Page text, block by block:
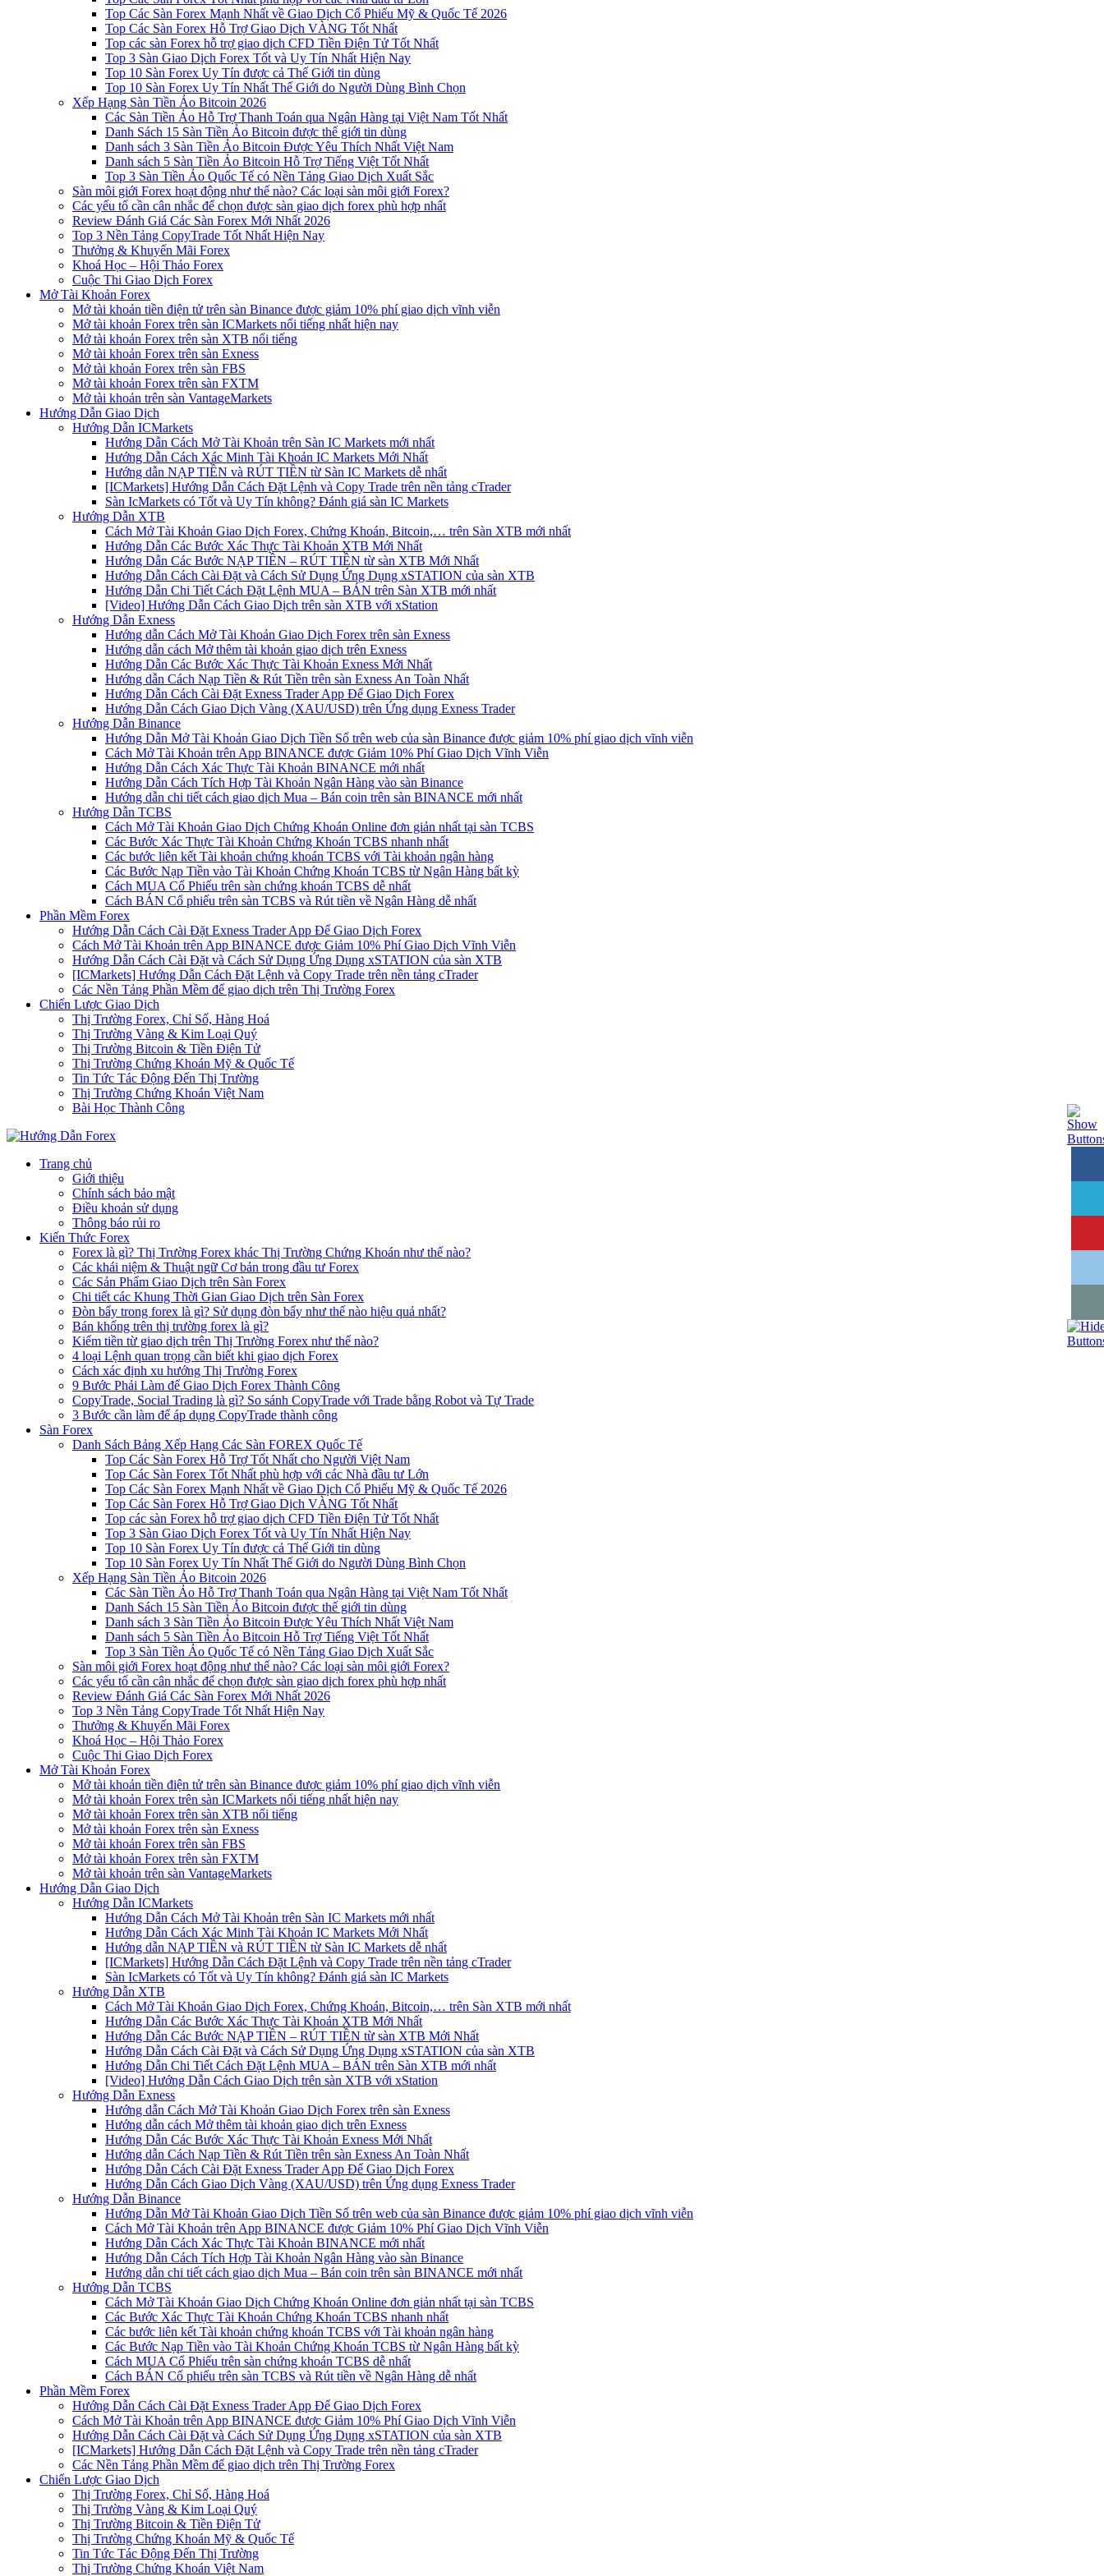
Top Các Sàn Forex Mạnh Nhất về Giao Dịch Cổ Phiếu Mỹ & Quốc Tế 2026
Top Các Sàn Forex Hỗ Trợ Giao Dịch VÀNG Tốt Nhất
Top các sàn Forex hỗ trợ giao dịch CFD Tiền Điện Tử Tốt Nhất
Top 3 Sàn Giao Dịch Forex Tốt và Uy Tín Nhất Hiện Nay
Top 10 Sàn Forex Uy Tín được cả Thế Giới tin dùng
Top 10 Sàn Forex Uy Tín Nhất Thế Giới do Người Dùng Bình Chọn
Xếp Hạng Sàn Tiền Ảo Bitcoin 2026
Các Sàn Tiền Ảo Hỗ Trợ Thanh Toán qua Ngân Hàng tại Việt Nam Tốt Nhất
Danh Sách 15 Sàn Tiền Ảo Bitcoin được thế giới tin dùng
Danh sách 3 Sàn Tiền Ảo Bitcoin Được Yêu Thích Nhất Việt Nam
Danh sách 5 Sàn Tiền Ảo Bitcoin Hỗ Trợ Tiếng Việt Tốt Nhất
Top 3 Sàn Tiền Ảo Quốc Tế có Nền Tảng Giao Dịch Xuất Sắc
Sàn môi giới Forex hoạt động như thế nào? Các loại sàn môi giới Forex?
Các yếu tố cần cân nhắc để chọn được sàn giao dịch forex phù hợp nhất
Review Đánh Giá Các Sàn Forex Mới Nhất 2026
Top 3 Nền Tảng CopyTrade Tốt Nhất Hiện Nay
Thưởng & Khuyến Mãi Forex
Khoá Học – Hội Thảo Forex
Cuộc Thi Giao Dịch Forex
Mở Tài Khoản Forex
Mở tài khoản tiền điện tử trên sàn Binance được giảm 10% phí giao dịch vĩnh viễn
Mở tài khoản Forex trên sàn ICMarkets nổi tiếng nhất hiện nay
Mở tài khoản Forex trên sàn XTB nổi tiếng
Mở tài khoản Forex trên sàn Exness
Mở tài khoản Forex trên sàn FBS
Mở tài khoản Forex trên sàn FXTM
Mở tài khoản trên sàn VantageMarkets
Hướng Dẫn Giao Dịch
Hướng Dẫn ICMarkets
Hướng Dẫn Cách Mở Tài Khoản trên Sàn IC Markets mới nhất
Hướng Dẫn Cách Xác Minh Tài Khoản IC Markets Mới Nhất
Hướng dẫn NẠP TIỀN và RÚT TIỀN từ Sàn IC Markets dễ nhất
[ICMarkets] Hướng Dẫn Cách Đặt Lệnh và Copy Trade trên nền tảng cTrader
Sàn IcMarkets có Tốt và Uy Tín không? Đánh giá sàn IC Markets
Hướng Dẫn XTB
Cách Mở Tài Khoản Giao Dịch Forex, Chứng Khoán, Bitcoin,… trên Sàn XTB mới nhất
Hướng Dẫn Các Bước Xác Thực Tài Khoản XTB Mới Nhất
Hướng Dẫn Các Bước NẠP TIỀN – RÚT TIỀN từ sàn XTB Mới Nhất
Hướng Dẫn Cách Cài Đặt và Cách Sử Dụng Ứng Dụng xSTATION của sàn XTB
Hướng Dẫn Chi Tiết Cách Đặt Lệnh MUA – BÁN trên Sàn XTB mới nhất
[Video] Hướng Dẫn Cách Giao Dịch trên sàn XTB với xStation
Hướng Dẫn Exness
Hướng dẫn Cách Mở Tài Khoản Giao Dịch Forex trên sàn Exness
Hướng dẫn cách Mở thêm tài khoản giao dịch trên Exness
Hướng Dẫn Các Bước Xác Thực Tài Khoản Exness Mới Nhất
Hướng dẫn Cách Nạp Tiền & Rút Tiền trên sàn Exness An Toàn Nhất
Hướng Dẫn Cách Cài Đặt Exness Trader App Để Giao Dịch Forex
Hướng Dẫn Cách Giao Dịch Vàng (XAU/USD) trên Ứng dụng Exness Trader
Hướng Dẫn Binance
Hướng Dẫn Mở Tài Khoản Giao Dịch Tiền Số trên web của sàn Binance được giảm 10% phí giao dịch vĩnh viễn
Cách Mở Tài Khoản trên App BINANCE được Giảm 10% Phí Giao Dịch Vĩnh Viễn
Hướng Dẫn Cách Xác Thực Tài Khoản BINANCE mới nhất
Hướng Dẫn Cách Tích Hợp Tài Khoản Ngân Hàng vào sàn Binance
Hướng dẫn chi tiết cách giao dịch Mua – Bán coin trên sàn BINANCE mới nhất
Hướng Dẫn TCBS
Cách Mở Tài Khoản Giao Dịch Chứng Khoán Online đơn giản nhất tại sàn TCBS
Các Bước Xác Thực Tài Khoản Chứng Khoán TCBS nhanh nhất
Các bước liên kết Tài khoản chứng khoán TCBS với Tài khoản ngân hàng
Các Bước Nạp Tiền vào Tài Khoản Chứng Khoán TCBS từ Ngân Hàng bất kỳ
Cách MUA Cổ Phiếu trên sàn chứng khoán TCBS dễ nhất
Cách BÁN Cổ phiếu trên sàn TCBS và Rút tiền về Ngân Hàng dễ nhất
Phần Mềm Forex
Hướng Dẫn Cách Cài Đặt Exness Trader App Để Giao Dịch Forex
Cách Mở Tài Khoản trên App BINANCE được Giảm 10% Phí Giao Dịch Vĩnh Viễn
Hướng Dẫn Cách Cài Đặt và Cách Sử Dụng Ứng Dụng xSTATION của sàn XTB
[ICMarkets] Hướng Dẫn Cách Đặt Lệnh và Copy Trade trên nền tảng cTrader
Các Nền Tảng Phần Mềm để giao dịch trên Thị Trường Forex
Chiến Lược Giao Dịch
Thị Trường Forex, Chỉ Số, Hàng Hoá
Thị Trường Vàng & Kim Loại Quý
Thị Trường Bitcoin & Tiền Điện Tử
Thị Trường Chứng Khoán Mỹ & Quốc Tế
Tin Tức Tác Động Đến Thị Trường
Thị Trường Chứng Khoán Việt Nam
Bài Học Thành Công
Trang chủ
Giới thiệu
Chính sách bảo mật
Điều khoản sử dụng
Thông báo rủi ro
Kiến Thức Forex
Forex là gì? Thị Trường Forex khác Thị Trường Chứng Khoán như thế nào?
Các khái niệm & Thuật ngữ Cơ bản trong đầu tư Forex
Các Sản Phẩm Giao Dịch trên Sàn Forex
Chi tiết các Khung Thời Gian Giao Dịch trên Sàn Forex
Đòn bẩy trong forex là gì? Sử dụng đòn bẩy như thế nào hiệu quả nhất?
Bán khống trên thị trường forex là gì?
Kiếm tiền từ giao dịch trên Thị Trường Forex như thế nào?
4 loại Lệnh quan trọng cần biết khi giao dịch Forex
Cách xác định xu hướng Thị Trường Forex
9 Bước Phải Làm để Giao Dịch Forex Thành Công
CopyTrade, Social Trading là gì? So sánh CopyTrade với Trade bằng Robot và Tự Trade
3 Bước cần làm để áp dụng CopyTrade thành công
Sàn Forex
Danh Sách Bảng Xếp Hạng Các Sàn FOREX Quốc Tế
Top Các Sàn Forex Hỗ Trợ Tốt Nhất cho Người Việt Nam
Top Các Sàn Forex Tốt Nhất phù hợp với các Nhà đầu tư Lớn
Top Các Sàn Forex Mạnh Nhất về Giao Dịch Cổ Phiếu Mỹ & Quốc Tế 2026
Top Các Sàn Forex Hỗ Trợ Giao Dịch VÀNG Tốt Nhất
Top các sàn Forex hỗ trợ giao dịch CFD Tiền Điện Tử Tốt Nhất
Top 3 Sàn Giao Dịch Forex Tốt và Uy Tín Nhất Hiện Nay
Top 10 Sàn Forex Uy Tín được cả Thế Giới tin dùng
Top 10 Sàn Forex Uy Tín Nhất Thế Giới do Người Dùng Bình Chọn
Xếp Hạng Sàn Tiền Ảo Bitcoin 2026
Các Sàn Tiền Ảo Hỗ Trợ Thanh Toán qua Ngân Hàng tại Việt Nam Tốt Nhất
Danh Sách 15 Sàn Tiền Ảo Bitcoin được thế giới tin dùng
Danh sách 3 Sàn Tiền Ảo Bitcoin Được Yêu Thích Nhất Việt Nam
Danh sách 5 Sàn Tiền Ảo Bitcoin Hỗ Trợ Tiếng Việt Tốt Nhất
Top 3 Sàn Tiền Ảo Quốc Tế có Nền Tảng Giao Dịch Xuất Sắc
Sàn môi giới Forex hoạt động như thế nào? Các loại sàn môi giới Forex?
Các yếu tố cần cân nhắc để chọn được sàn giao dịch forex phù hợp nhất
Review Đánh Giá Các Sàn Forex Mới Nhất 2026
Top 3 Nền Tảng CopyTrade Tốt Nhất Hiện Nay
Thưởng & Khuyến Mãi Forex
Khoá Học – Hội Thảo Forex
Cuộc Thi Giao Dịch Forex
Mở Tài Khoản Forex
Mở tài khoản tiền điện tử trên sàn Binance được giảm 10% phí giao dịch vĩnh viễn
Mở tài khoản Forex trên sàn ICMarkets nổi tiếng nhất hiện nay
Mở tài khoản Forex trên sàn XTB nổi tiếng
Mở tài khoản Forex trên sàn Exness
Mở tài khoản Forex trên sàn FBS
Mở tài khoản Forex trên sàn FXTM
Mở tài khoản trên sàn VantageMarkets
Hướng Dẫn Giao Dịch
Hướng Dẫn ICMarkets
Hướng Dẫn Cách Mở Tài Khoản trên Sàn IC Markets mới nhất
Hướng Dẫn Cách Xác Minh Tài Khoản IC Markets Mới Nhất
Hướng dẫn NẠP TIỀN và RÚT TIỀN từ Sàn IC Markets dễ nhất
[ICMarkets] Hướng Dẫn Cách Đặt Lệnh và Copy Trade trên nền tảng cTrader
Sàn IcMarkets có Tốt và Uy Tín không? Đánh giá sàn IC Markets
Hướng Dẫn XTB
Cách Mở Tài Khoản Giao Dịch Forex, Chứng Khoán, Bitcoin,… trên Sàn XTB mới nhất
Hướng Dẫn Các Bước Xác Thực Tài Khoản XTB Mới Nhất
Hướng Dẫn Các Bước NẠP TIỀN – RÚT TIỀN từ sàn XTB Mới Nhất
Hướng Dẫn Cách Cài Đặt và Cách Sử Dụng Ứng Dụng xSTATION của sàn XTB
Hướng Dẫn Chi Tiết Cách Đặt Lệnh MUA – BÁN trên Sàn XTB mới nhất
[Video] Hướng Dẫn Cách Giao Dịch trên sàn XTB với xStation
Hướng Dẫn Exness
Hướng dẫn Cách Mở Tài Khoản Giao Dịch Forex trên sàn Exness
Hướng dẫn cách Mở thêm tài khoản giao dịch trên Exness
Hướng Dẫn Các Bước Xác Thực Tài Khoản Exness Mới Nhất
Hướng dẫn Cách Nạp Tiền & Rút Tiền trên sàn Exness An Toàn Nhất
Hướng Dẫn Cách Cài Đặt Exness Trader App Để Giao Dịch Forex
Hướng Dẫn Cách Giao Dịch Vàng (XAU/USD) trên Ứng dụng Exness Trader
Hướng Dẫn Binance
Hướng Dẫn Mở Tài Khoản Giao Dịch Tiền Số trên web của sàn Binance được giảm 10% phí giao dịch vĩnh viễn
Cách Mở Tài Khoản trên App BINANCE được Giảm 10% Phí Giao Dịch Vĩnh Viễn
Hướng Dẫn Cách Xác Thực Tài Khoản BINANCE mới nhất
Hướng Dẫn Cách Tích Hợp Tài Khoản Ngân Hàng vào sàn Binance
Hướng dẫn chi tiết cách giao dịch Mua – Bán coin trên sàn BINANCE mới nhất
Hướng Dẫn TCBS
Cách Mở Tài Khoản Giao Dịch Chứng Khoán Online đơn giản nhất tại sàn TCBS
Các Bước Xác Thực Tài Khoản Chứng Khoán TCBS nhanh nhất
Các bước liên kết Tài khoản chứng khoán TCBS với Tài khoản ngân hàng
Các Bước Nạp Tiền vào Tài Khoản Chứng Khoán TCBS từ Ngân Hàng bất kỳ
Cách MUA Cổ Phiếu trên sàn chứng khoán TCBS dễ nhất
Cách BÁN Cổ phiếu trên sàn TCBS và Rút tiền về Ngân Hàng dễ nhất
Phần Mềm Forex
Hướng Dẫn Cách Cài Đặt Exness Trader App Để Giao Dịch Forex
Cách Mở Tài Khoản trên App BINANCE được Giảm 10% Phí Giao Dịch Vĩnh Viễn
Hướng Dẫn Cách Cài Đặt và Cách Sử Dụng Ứng Dụng xSTATION của sàn XTB
[ICMarkets] Hướng Dẫn Cách Đặt Lệnh và Copy Trade trên nền tảng cTrader
Các Nền Tảng Phần Mềm để giao dịch trên Thị Trường Forex
Chiến Lược Giao Dịch
Thị Trường Forex, Chỉ Số, Hàng Hoá
Thị Trường Vàng & Kim Loại Quý
Thị Trường Bitcoin & Tiền Điện Tử
Thị Trường Chứng Khoán Mỹ & Quốc Tế
Tin Tức Tác Động Đến Thị Trường
Thị Trường Chứng Khoán Việt Nam